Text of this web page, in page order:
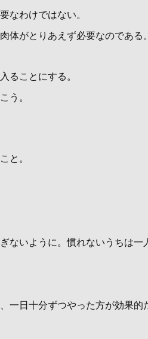
なわけではない。
体がとりあえず必要なのである。
ることにする。
う。
と。
いように。慣れないうちは一
日十分ずつやった方が効果的